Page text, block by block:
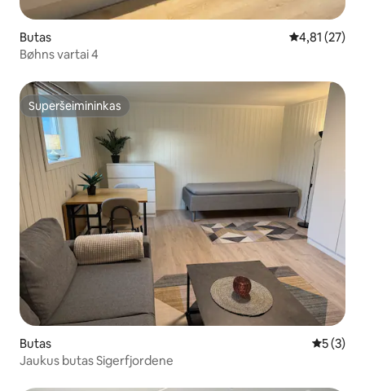
Butas Vidutinis
4,81 (27)
Bøhns vartai 4
Superšeimininkas
Superšeimininkas
Butas Vidutinis
5 (3)
Jaukus butas Sigerfjordene